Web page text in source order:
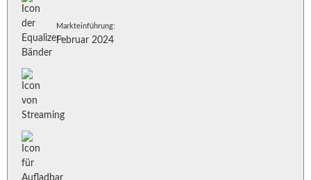
Markteinführung:
Februar 2024